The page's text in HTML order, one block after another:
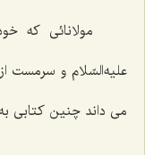
مولانائى كه
عليه‌السّلام و سرمست
مى ‌داند چنين كتابى